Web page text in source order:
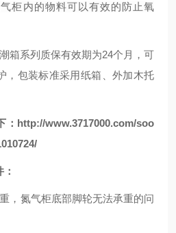
柜内的物料可以有效的防止氧
箱系列质保有效期为24个月，可
，包装标准采用纸箱、外加木托
： http://www.3717000.com/soo
，氮气柜底部脚轮无法承重的问